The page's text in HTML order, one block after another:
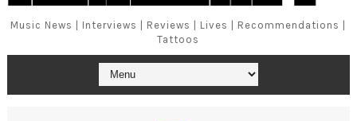
Music News | Interviews | Reviews | Lives | Recommendations |
Tattoos